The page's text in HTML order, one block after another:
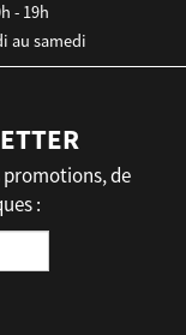
- 19h
au samedi
promotions, de
: